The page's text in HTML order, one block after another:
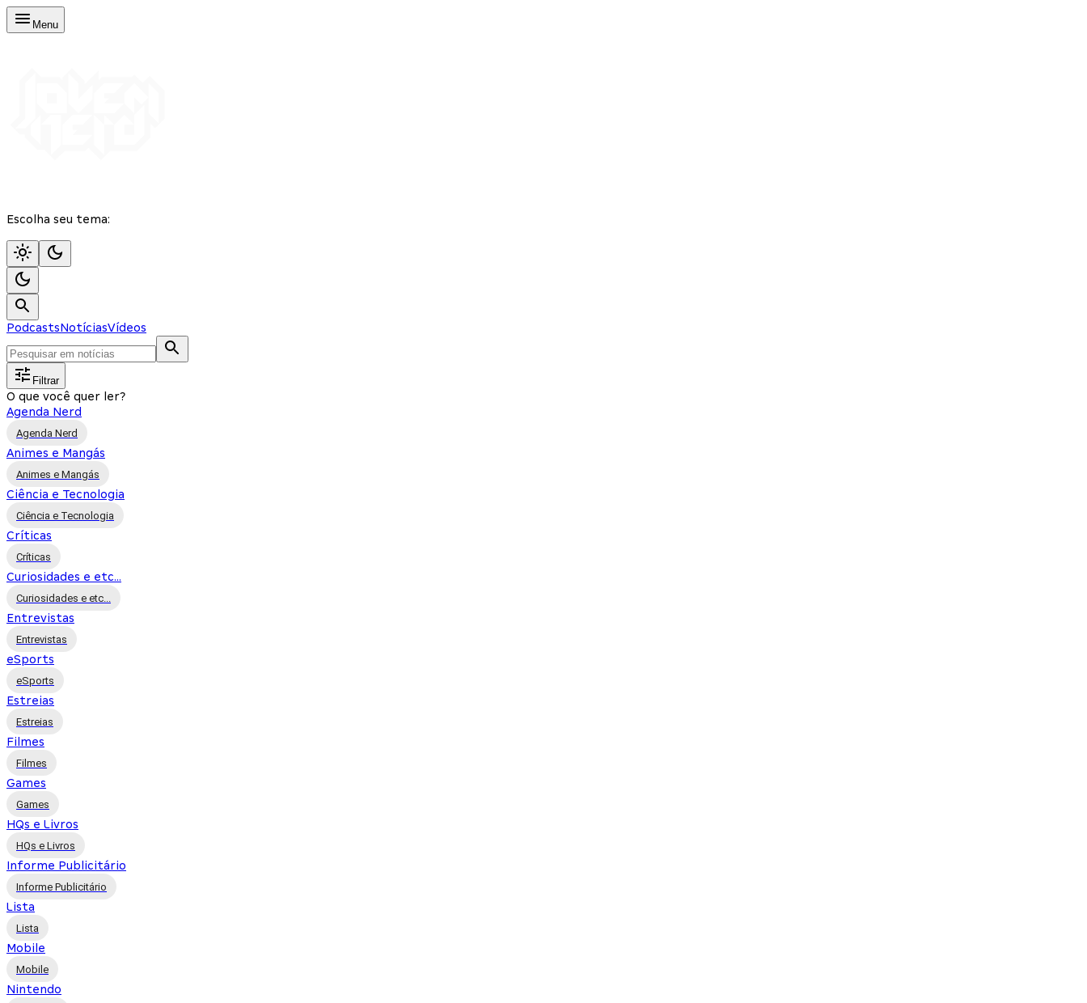
Menu
Escolha seu tema:
PodcastsNotíciasVídeos
Filtrar
O que você quer ler?
Agenda Nerd
Agenda Nerd
Animes e Mangás
Animes e Mangás
Ciência e Tecnologia
Ciência e Tecnologia
Críticas
Críticas
Curiosidades e etc...
Curiosidades e etc...
Entrevistas
Entrevistas
eSports
eSports
Estreias
Estreias
Filmes
Filmes
Games
Games
HQs e Livros
HQs e Livros
Informe Publicitário
Informe Publicitário
Lista
Lista
Mobile
Mobile
Nintendo